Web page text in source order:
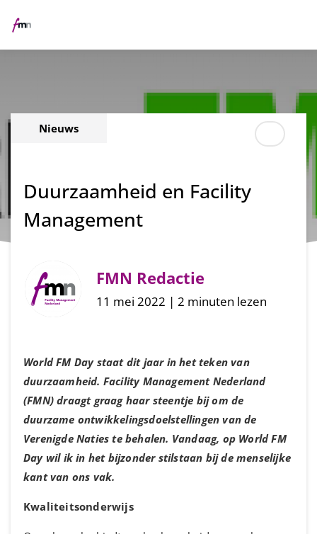
Nieuws
Duurzaamheid en Facility
Management
FMN Redactie
11 mei 2022 | 2 minuten lezen
World FM Day staat dit jaar in het teken van
duurzaamheid. Facility Management Nederland
(FMN) draagt graag haar steentje bij om de
duurzame ontwikkelingsdoelstellingen van de
Verenigde Naties te behalen. Vandaag, op World FM
Day wil ik in het bijzonder stilstaan bij de menselijke
kant van ons vak.
Kwaliteitsonderwijs